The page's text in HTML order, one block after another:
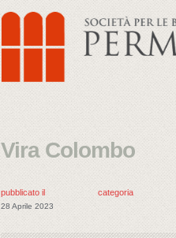
Vira Colombo
pubblicato il
28 Aprile 2023
categoria